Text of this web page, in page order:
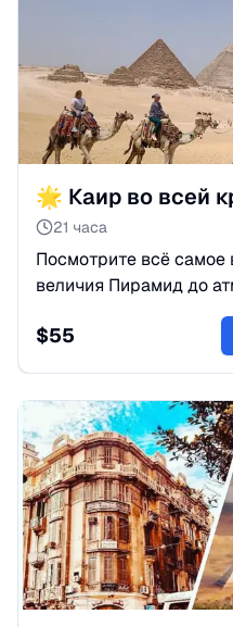
21 часа
Посмотрите всё
величия Пирамид до
прогулки по Нилу.
торговых остановок и
$55